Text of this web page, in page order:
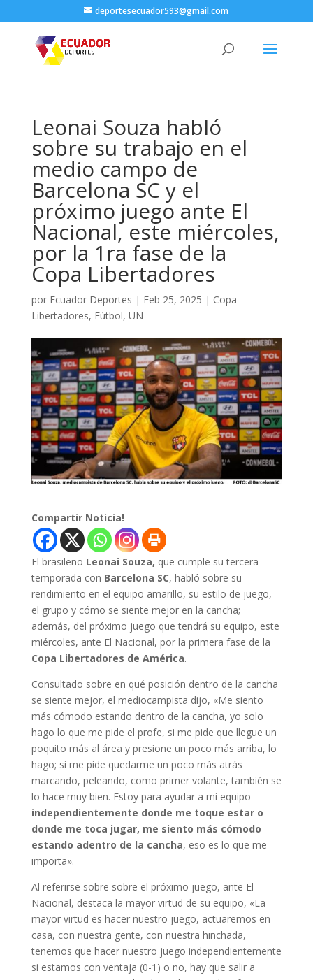
deportesecuador593@gmail.com
Leonai Souza habló
sobre su trabajo en el
medio campo de
Barcelona SC y el
próximo juego ante El
Nacional, este miércoles,
por la 1ra fase de la
Copa Libertadores
por Ecuador Deportes | Feb 25, 2025 | Copa
Libertadores, Fútbol, UN
Compartir Noticia!
El brasileño Leonai Souza, que cumple su tercera
temporada con Barcelona SC, habló sobre su
rendimiento en el equipo amarillo, su estilo de juego,
el grupo y cómo se siente mejor en la cancha;
además, del próximo juego que tendrá su equipo, este
miércoles, ante El Nacional, por la primera fase de la
Copa Libertadores de América.
Consultado sobre en qué posición dentro de la cancha
se siente mejor, el mediocampista dijo, «Me siento
más cómodo estando dentro de la cancha, yo solo
hago lo que me pide el profe, si me pide que llegue un
poquito más al área y presione un poco más arriba, lo
hago; si me pide quedarme un poco más atrás
marcando, peleando, como primer volante, también se
lo hace muy bien. Estoy para ayudar a mi equipo
independientemente donde me toque estar o
donde me toca jugar, me siento más cómodo
estando adentro de la cancha, eso es lo que me
importa».
Al referirse sobre sobre el próximo juego, ante El
Nacional, destaca la mayor virtud de su equipo, «La
mayor virtud es hacer nuestro juego, actuaremos en
casa, con nuestra gente, con nuestra hinchada,
tenemos que hacer nuestro juego independientemente
si estamos con ventaja (0-1) o no, hay que salir a